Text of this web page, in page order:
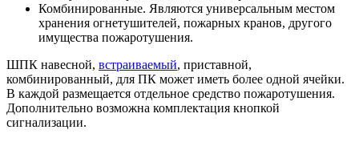
Комбинированные. Являются универсальным местом
хранения огнетушителей, пожарных кранов, другого
имущества пожаротушения.
ШПК навесной, встраиваемый, приставной,
комбинированный, для ПК может иметь более одной ячейки.
В каждой размещается отдельное средство пожаротушения.
Дополнительно возможна комплектация кнопкой
сигнализации.